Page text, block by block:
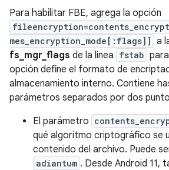
Para habilitar FBE, agrega la opción
mes_encryption_mode[:flags]] a
fs_mgr_flags de la línea fstab para
opción define el formato de
almacenamiento interno. Contiene
parámetros separados por dos
El parámetro
qué algoritmo criptográfico se
contenido del archivo. Puede
adiantum . Desde Android 11,